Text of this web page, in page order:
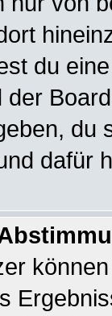
du
du
dafür